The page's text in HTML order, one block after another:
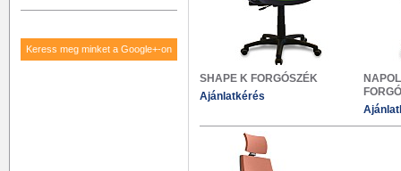
Keress meg minket a Google+-on
SHAPE K FORGÓSZÉK
Ajánlatkérés